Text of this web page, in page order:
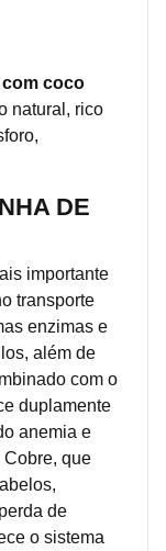
com coco
natural, rico
DE
importante
transporte
enzimas e
além de
com o
duplamente
anemia e
que
de
o sistema